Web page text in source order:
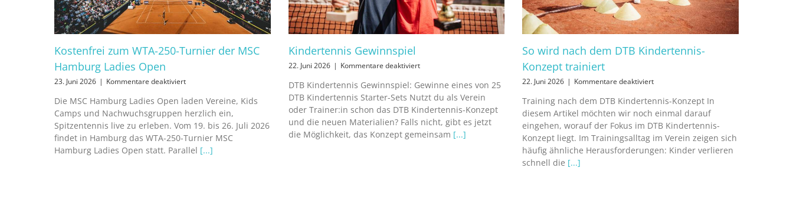
Kostenfrei zum WTA-250-Turnier der MSC
Hamburg Ladies Open
23. Juni 2026 | Kommentare deaktiviertfür
zum
WTA-
250-
Turnier
der
MSC
Die MSC Hamburg Ladies Open laden Vereine, Kids
Camps und Nachwuchsgruppen herzlich ein,
Spitzentennis live zu erleben. Vom 19. bis 26. Juli 2026
findet in Hamburg das WTA-250-Turnier MSC
Hamburg Ladies Open statt. Parallel [...]
Kindertennis Gewinnspiel
22. Juni 2026 | Kommentare deaktiviertfür
Gewinnspiel
DTB Kindertennis Gewinnspiel: Gewinne eines von 25
DTB Kindertennis Starter-Sets Nutzt du als Verein
oder Trainer:in schon das DTB Kindertennis-Konzept
und die neuen Materialien? Falls nicht, gibt es jetzt
die Möglichkeit, das Konzept gemeinsam [...]
So wird nach dem DTB Kindertennis-
Konzept trainiert
22. Juni 2026 | Kommentare deaktiviertfür
wird
nach
dem
DTB
Kindertennis-
Konzept
Training nach dem DTB Kindertennis-Konzept In
diesem Artikel möchten wir noch einmal darauf
eingehen, worauf der Fokus im DTB Kindertennis-
Konzept liegt. Im Trainingsalltag im Verein zeigen sich
häufig ähnliche Herausforderungen: Kinder verlieren
schnell die [...]